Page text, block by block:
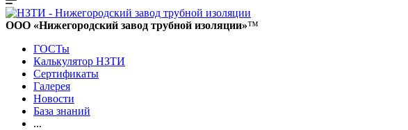
ООО «Нижегородский завод трубной изоляции»™
ГОСТы
Калькулятор НЗТИ
Сертификаты
Галерея
Новости
База знаний
...